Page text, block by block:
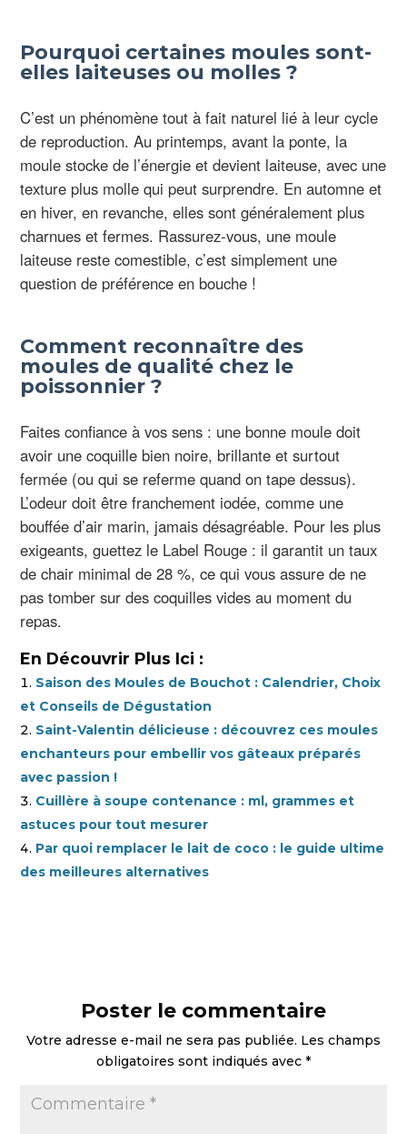
Pourquoi certaines moules sont-
elles laiteuses ou molles ?
C’est un phénomène tout à fait naturel lié à leur cycle
de reproduction. Au printemps, avant la ponte, la
moule stocke de l’énergie et devient laiteuse, avec une
texture plus molle qui peut surprendre. En automne et
en hiver, en revanche, elles sont généralement plus
charnues et fermes. Rassurez-vous, une moule
laiteuse reste comestible, c’est simplement une
question de préférence en bouche !
Comment reconnaître des
moules de qualité chez le
poissonnier ?
Faites confiance à vos sens : une bonne moule doit
avoir une coquille bien noire, brillante et surtout
fermée (ou qui se referme quand on tape dessus).
L’odeur doit être franchement iodée, comme une
bouffée d’air marin, jamais désagréable. Pour les plus
exigeants, guettez le Label Rouge : il garantit un taux
de chair minimal de 28 %, ce qui vous assure de ne
pas tomber sur des coquilles vides au moment du
repas.
En Découvrir Plus Ici :
Saison des Moules de Bouchot : Calendrier, Choix
et Conseils de Dégustation
Saint-Valentin délicieuse : découvrez ces moules
enchanteurs pour embellir vos gâteaux préparés
avec passion !
Cuillère à soupe contenance : ml, grammes et
astuces pour tout mesurer
Par quoi remplacer le lait de coco : le guide ultime
des meilleures alternatives
Poster le commentaire
Votre adresse e-mail ne sera pas publiée. Les champs
obligatoires sont indiqués avec *